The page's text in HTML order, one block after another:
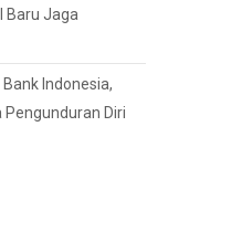
Baru Jaga
Indonesia,
Diri